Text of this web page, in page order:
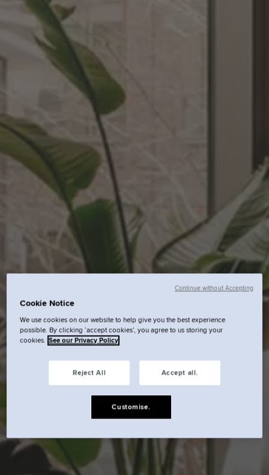
Cookie Notice
We use cookies on our website to help give you the best experience
possible. By clicking ‘accept cookies’, you agree to us storing your
cookies. See our Privacy Policy
Reject All Accept all.
Customise.
Continue without Accepting